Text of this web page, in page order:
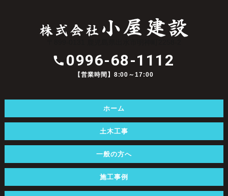
0996-68-1112
【営業時間】8:00～17:00
ホーム
土木工事
一般の方へ
施工事例